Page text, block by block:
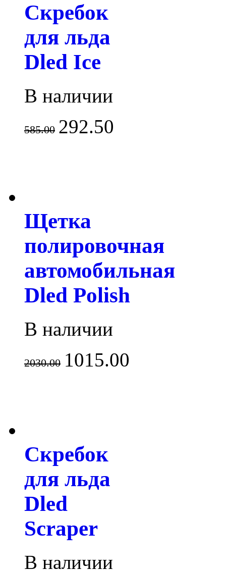
Скребок
для льда
Dled Ice
В наличии
585.00 292.50
Щетка
полировочная
автомобильная
Dled Polish
В наличии
2030.00 1015.00
Скребок
для льда
Dled
Scraper
В наличии